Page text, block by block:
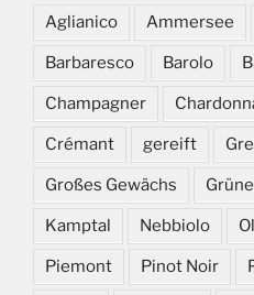
Aglianico Ammersee
Barbaresco Barolo
Champagner
Crémant gereift
Großes Gewächs
Kamptal Nebbiolo
Piemont Pinot Noir